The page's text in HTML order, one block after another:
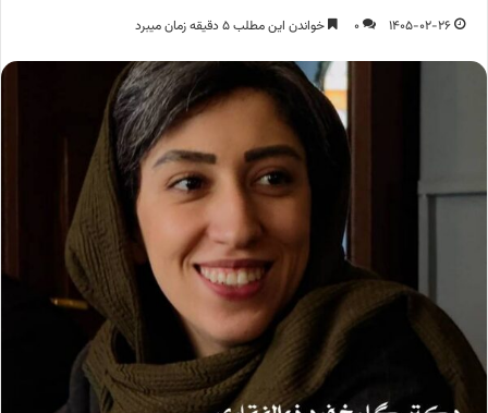
1405-02-26
0 خواندن این مطلب 5 دقیقه زمان میبرد